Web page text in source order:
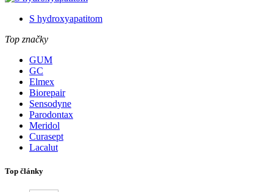
S hydroxyapatitom
Top značky
GUM
GC
Elmex
Biorepair
Sensodyne
Parodontax
Meridol
Curasept
Lacalut
Top články